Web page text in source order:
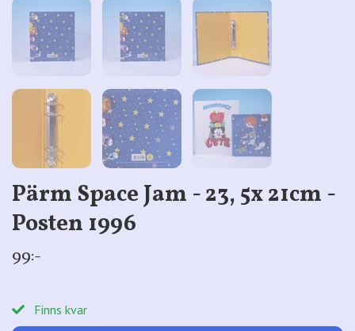
Pärm Space Jam - 23, 5x 21cm -
Posten 1996
99:-
Finns kvar